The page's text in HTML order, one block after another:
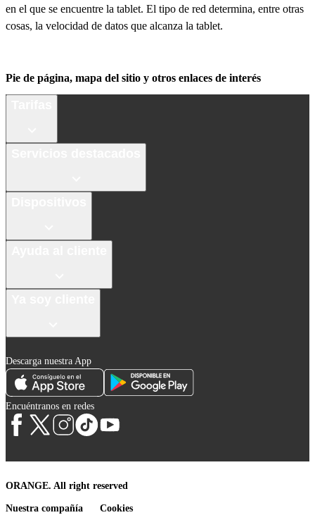
en el que se encuentre la tablet. El tipo de red determina, entre otras
cosas, la velocidad de datos que alcanza la tablet.
Pie de página, mapa del sitio y otros enlaces de interés
Descarga nuestra App
Encuéntranos en redes
ORANGE. All right reserved
Nuestra compañía Cookies